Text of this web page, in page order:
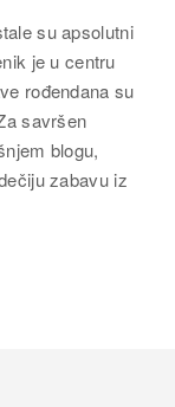
su apsolutni
je u centru
rođendana su
savršen
blogu,
zabavu iz